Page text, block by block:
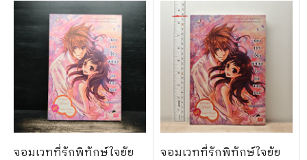
จอมเวทที่รักพิทักษ์ใจยัย
จอมเวทที่รักพิทักษ์ใจยัย